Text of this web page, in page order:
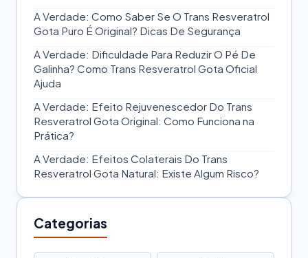
A Verdade: Como Saber Se O Trans Resveratrol
Gota Puro É Original? Dicas De Segurança
A Verdade: Dificuldade Para Reduzir O Pé De
Galinha? Como Trans Resveratrol Gota Oficial
Ajuda
A Verdade: Efeito Rejuvenescedor Do Trans
Resveratrol Gota Original: Como Funciona na
Prática?
A Verdade: Efeitos Colaterais Do Trans
Resveratrol Gota Natural: Existe Algum Risco?
Categorias